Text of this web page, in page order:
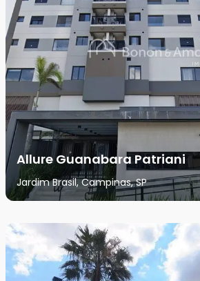
Allure Guanabara Patriani
Jardim Brasil, Campinas, SP